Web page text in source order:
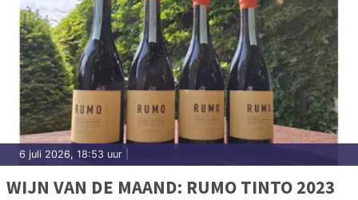
6 juli 2026, 18:53 uur
WIJN VAN DE MAAND: RUMO TINTO 2023